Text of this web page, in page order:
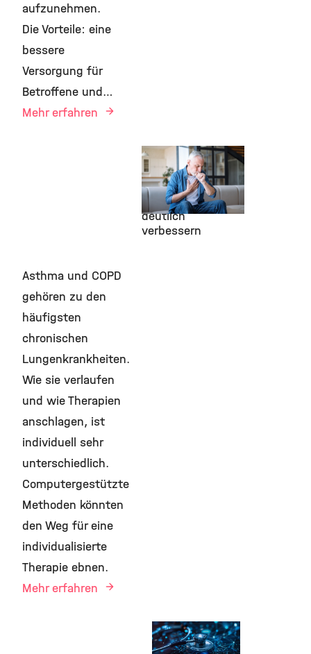
5. Mai 2026
Positionspapier:
Atemtest könnte
Asthmaversorgung
deutlich
verbessern
aufzunehmen.
Die Vorteile: eine
bessere
Versorgung für
Betroffene und…
Mehr erfahren
30. April 2026
Asthma und
Asthma und COPD
gehören zu den
häufigsten
chronischen
Lungenkrankheiten.
Wie sie verlaufen
und wie Therapien
anschlagen, ist
individuell sehr
unterschiedlich.
Computergestützte
Methoden könnten
den Weg für eine
individualisierte
Therapie ebnen.
Mehr erfahren